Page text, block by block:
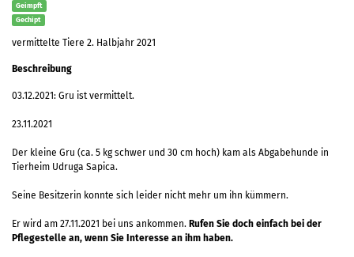
Geimpft
Gechipt
vermittelte Tiere 2. Halbjahr 2021
Beschreibung
03.12.2021: Gru ist vermittelt.
23.11.2021
Der kleine Gru (ca. 5 kg schwer und 30 cm hoch) kam als Abgabehunde in
Tierheim Udruga Sapica.
Seine Besitzerin konnte sich leider nicht mehr um ihn kümmern.
Er wird am 27.11.2021 bei uns ankommen. Rufen Sie doch einfach bei der
Pflegestelle an, wenn Sie Interesse an ihm haben.